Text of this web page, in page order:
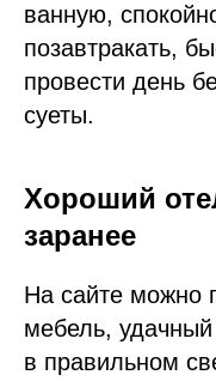
ванную,
позавтракать,
провести день
суеты.
Хороший
заранее
На сайте можно
мебель,
в правильном